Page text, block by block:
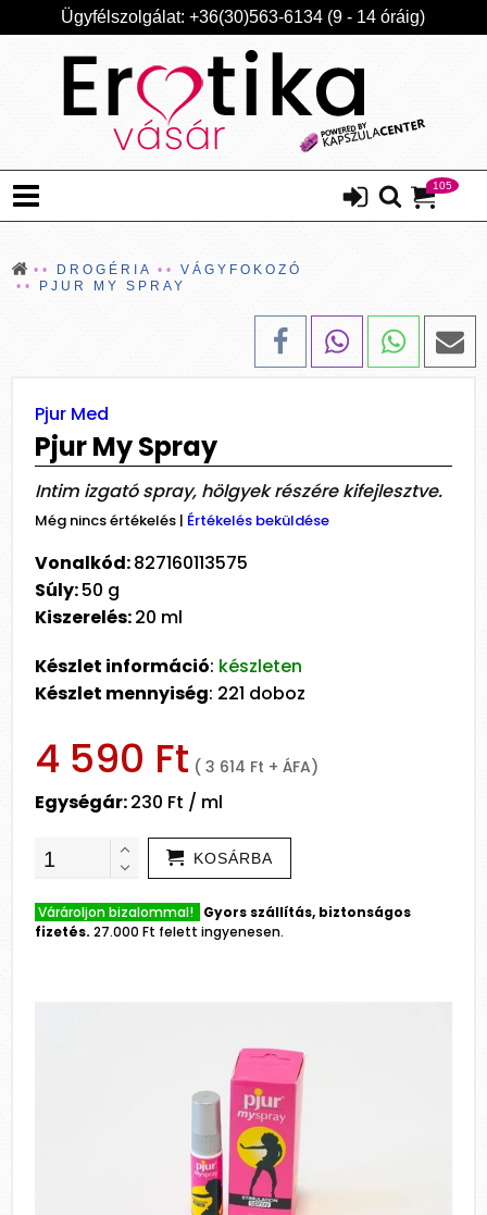
Ügyfélszolgálat: +36(30)563-6134 (9 - 14 óráig)
105
DROGÉRIA
VÁGYFOKOZÓ
PJUR MY SPRAY
Pjur Med
Pjur My Spray
Intim izgató spray, hölgyek részére kifejlesztve.
Még nincs értékelés | Értékelés beküldése
Vonalkód:827160113575
Súly:50 g
Kiszerelés:20 ml
Készlet információ: készleten
Készlet mennyiség: 221 doboz
4 590 Ft ( 3 614 Ft + ÁFA)
Egységár:230 Ft / ml
KOSÁRBA
Várároljon bizalommal! Gyors szállítás, biztonságos
fizetés. 27.000 Ft felett ingyenesen.